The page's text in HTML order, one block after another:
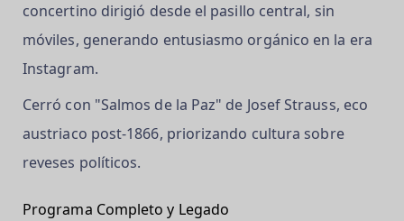
concertino dirigió desde el pasillo central, sin
móviles, generando entusiasmo orgánico en la era
Instagram.
Cerró con "Salmos de la Paz" de Josef Strauss, eco
austriaco post-1866, priorizando cultura sobre
reveses políticos.
Programa Completo y Legado